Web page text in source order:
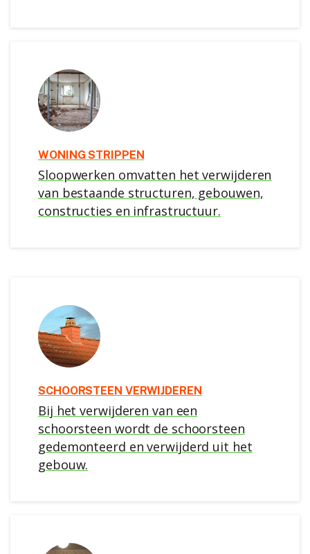
WONING STRIPPEN
Sloopwerken omvatten het verwijderen
van bestaande structuren, gebouwen,
constructies en infrastructuur.
SCHOORSTEEN VERWIJDEREN
Bij het verwijderen van een
schoorsteen wordt de schoorsteen
gedemonteerd en verwijderd uit het
gebouw.